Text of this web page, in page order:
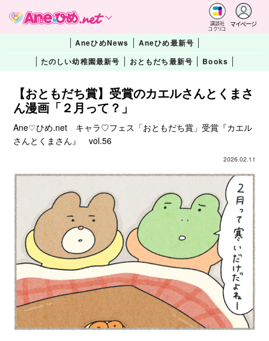
講談社
コクリコ
マイページ
AneひめNews
Aneひめ最新号
たのしい幼稚園最新号
おともだち最新号 Books
【おともだち賞】受賞のカエルさんとくまさ
ん漫画「２月って？」
Ane♡ひめ.net キャラ♡フェス「おともだち賞」受賞『カエル
さんとくまさん』 vol.56
2026.02.11